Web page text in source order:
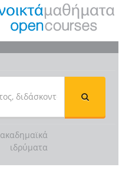
ακαδημαϊκά
ιδρύματα